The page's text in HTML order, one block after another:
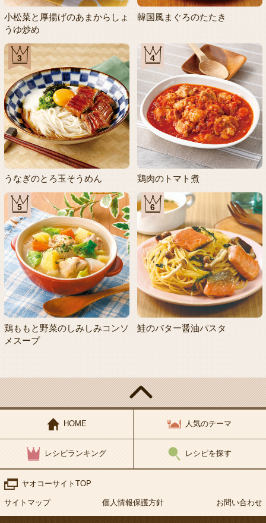
小松菜と厚揚げのあまからしょ
うゆ炒め
韓国風まぐろのたたき
3
うなぎのとろ玉そうめん
4
鶏肉のトマト煮
5
鶏ももと野菜のしみしみコンソ
メスープ
6
鮭のバター醤油パスタ
HOME 人気のテーマ
レシピランキング レシピを探す
ヤオコーサイトTOP
サイトマップ 個人情報保護方針 お問い合わせ